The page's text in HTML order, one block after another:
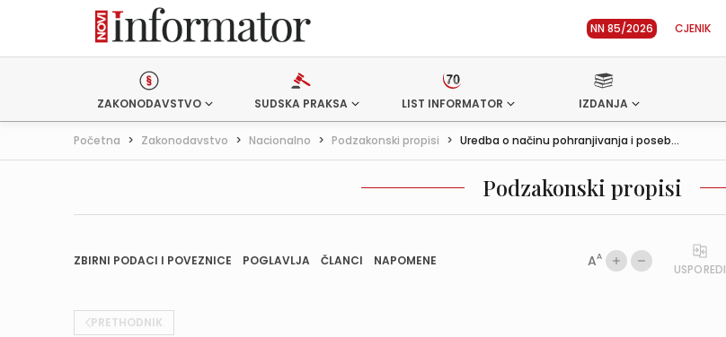
NN 85/2026 CJENIK
ZAKONODAVSTVO SUDSKA PRAKSA LIST INFORMATOR IZDANJA
Početna > Zakonodavstvo > Nacionalno > Podzakonski propisi > Uredba o načinu pohranjivanja i poseb...
Podzakonski propisi
ZBIRNI PODACI I POVEZNICE POGLAVLJA ČLANCI NAPOMENE AA
USPOREDI
PRETHODNIK